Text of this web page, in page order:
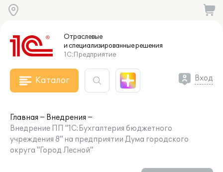
Отраслевые
и специализированныерешения
1С:Предприятие
Каталог Вход
Главная
Внедрения
Внедрение ПП "1С:Бухгалтерия бюджетного
учреждения 8" на предприятии Дума городского
округа "Город Лесной"